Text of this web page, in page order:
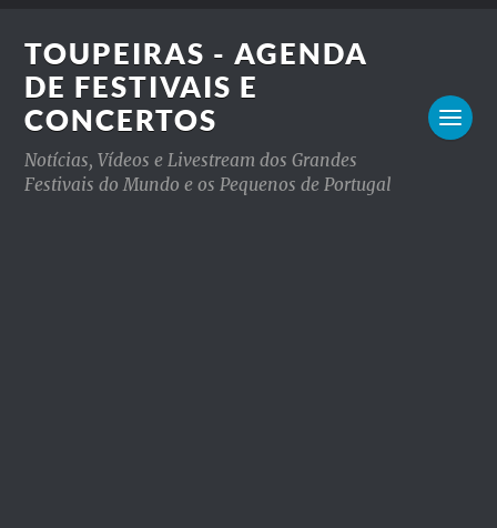
TOUPEIRAS - AGENDA
DE FESTIVAIS E
CONCERTOS
Notícias, Vídeos e Livestream dos Grandes
Festivais do Mundo e os Pequenos de Portugal